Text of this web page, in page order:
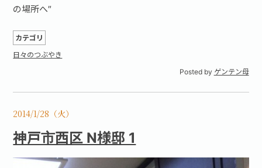
の場所へ″
カテゴリ
日々のつぶやき
Posted by ゲンテン母
2014/1/28（火）
神戸市西区 N様邸 1